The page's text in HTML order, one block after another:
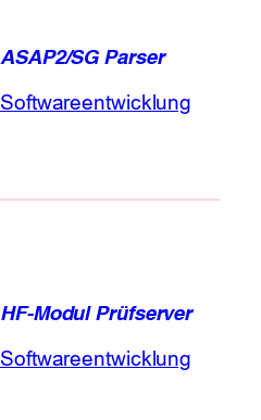
ASAP2/SG Parser
Softwareentwicklung
HF-Modul Prüfserver
Softwareentwicklung